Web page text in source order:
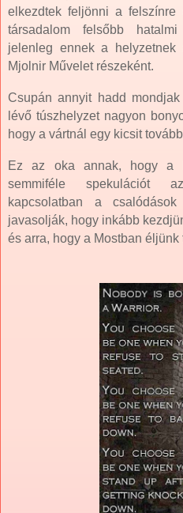
elkezdtek feljönni a felszínre
társadalom felsőbb
jelenleg ennek a
Mjolnir Művelet részeként.
Csupán annyit hadd
lévő túszhelyzet nagyon
hogy a vártnál egy kicsit
Ez az oka annak, hogy a
semmiféle spekulációt
kapcsolatban a
javasolják, hogy inkább
és arra, hogy a Mostban éljünk